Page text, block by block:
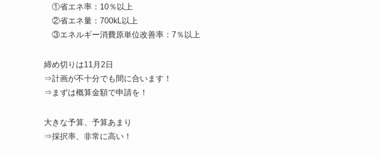
①省エネ率：10％以上
②省エネ量：700kL以上
③エネルギー消費原単位改善率：7％以上
締め切りは11月2日
⇒計画が不十分でも間に合います！
⇒まずは概算金額で申請を！
大きな予算、予算あまり
⇒採択率、非常に高い！